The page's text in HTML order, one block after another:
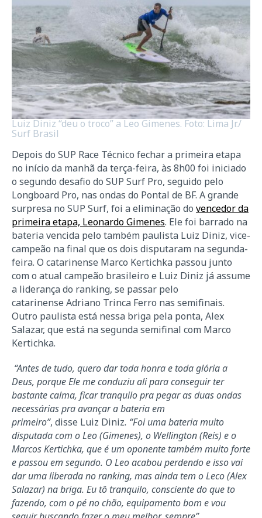
Luiz Diniz “deu o troco” a Leo Gimenes. Foto: Lima Jr./
Surf Brasil
Depois do SUP Race Técnico fechar a primeira etapa
no início da manhã da terça-feira, às 8h00 foi iniciado
o segundo desafio do SUP Surf Pro, seguido pelo
Longboard Pro, nas ondas do Pontal de BF. A grande
surpresa no SUP Surf, foi a eliminação do vencedor da
primeira etapa, Leonardo Gimenes. Ele foi barrado na
bateria vencida pelo também paulista Luiz Diniz, vice-
campeão na final que os dois disputaram na segunda-
feira. O catarinense Marco Kertichka passou junto
com o atual campeão brasileiro e Luiz Diniz já assume
a liderança do ranking, se passar pelo
catarinense Adriano Trinca Ferro nas semifinais.
Outro paulista está nessa briga pela ponta, Alex
Salazar, que está na segunda semifinal com Marco
Kertichka.
“Antes de tudo, quero dar toda honra e toda glória a
Deus, porque Ele me conduziu ali para conseguir ter
bastante calma, ficar tranquilo pra pegar as duas ondas
necessárias pra avançar a bateria em
primeiro”, disse Luiz Diniz. “Foi uma bateria muito
disputada com o Leo (Gimenes), o Wellington (Reis) e o
Marcos Kertichka, que é um oponente também muito forte
e passou em segundo. O Leo acabou perdendo e isso vai
dar uma liberada no ranking, mas ainda tem o Leco (Alex
Salazar) na briga. Eu tô tranquilo, consciente do que to
fazendo, com o pé no chão, equipamento bom e vou